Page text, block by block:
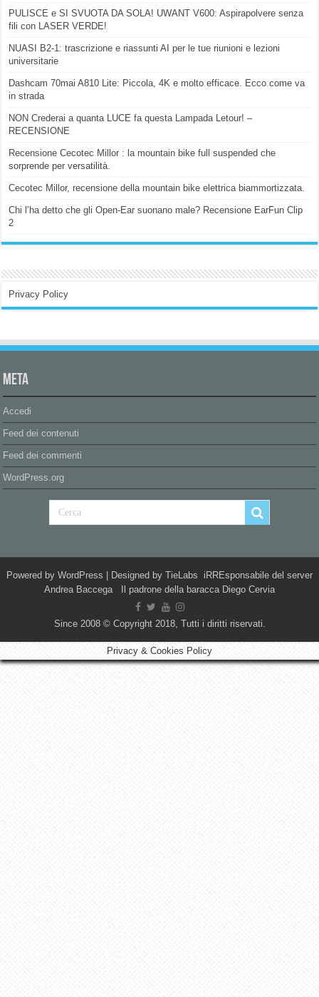
PULISCE e SI SVUOTA DA SOLA! UWANT V600: Aspirapolvere senza
fili con LASER VERDE!
NUASI B2-1: trascrizione e riassunti AI per le tue riunioni e lezioni
universitarie
Dashcam 70mai A810 Lite: Piccola, 4K e molto efficace. Ecco come va
in strada
NON Crederai a quanta LUCE fa questa Lampada Letour! –
RECENSIONE
Recensione Cecotec Millor : la mountain bike full suspended che
sorprende per versatilità.
Cecotec Millor, recensione della mountain bike elettrica biammortizzata.
Chi l’ha detto che gli Open-Ear suonano male? Recensione EarFun Clip
2
Privacy Policy
Meta
Accedi
Feed dei contenuti
Feed dei commenti
WordPress.org
Powered by WordPress | Designed by TieLabs iRREsponsabile del server
Andrea Baccega Il padrone della baracca Diego Cervia
Since 2008 © Copyright 2018, Tutti i diritti riservati.
Privacy & Cookies Policy